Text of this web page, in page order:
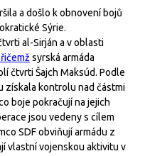
a došlo k obnovení bojů
Sýrie.
al-Sirján a v oblasti
syrská armáda
čtvrti Šajch Maksúd. Podle
získala kontrolu nad částmi
boje pokračují na jejich
jsou vedeny s cílem
SDF obviňují armádu z
vlastní vojenskou aktivitu v